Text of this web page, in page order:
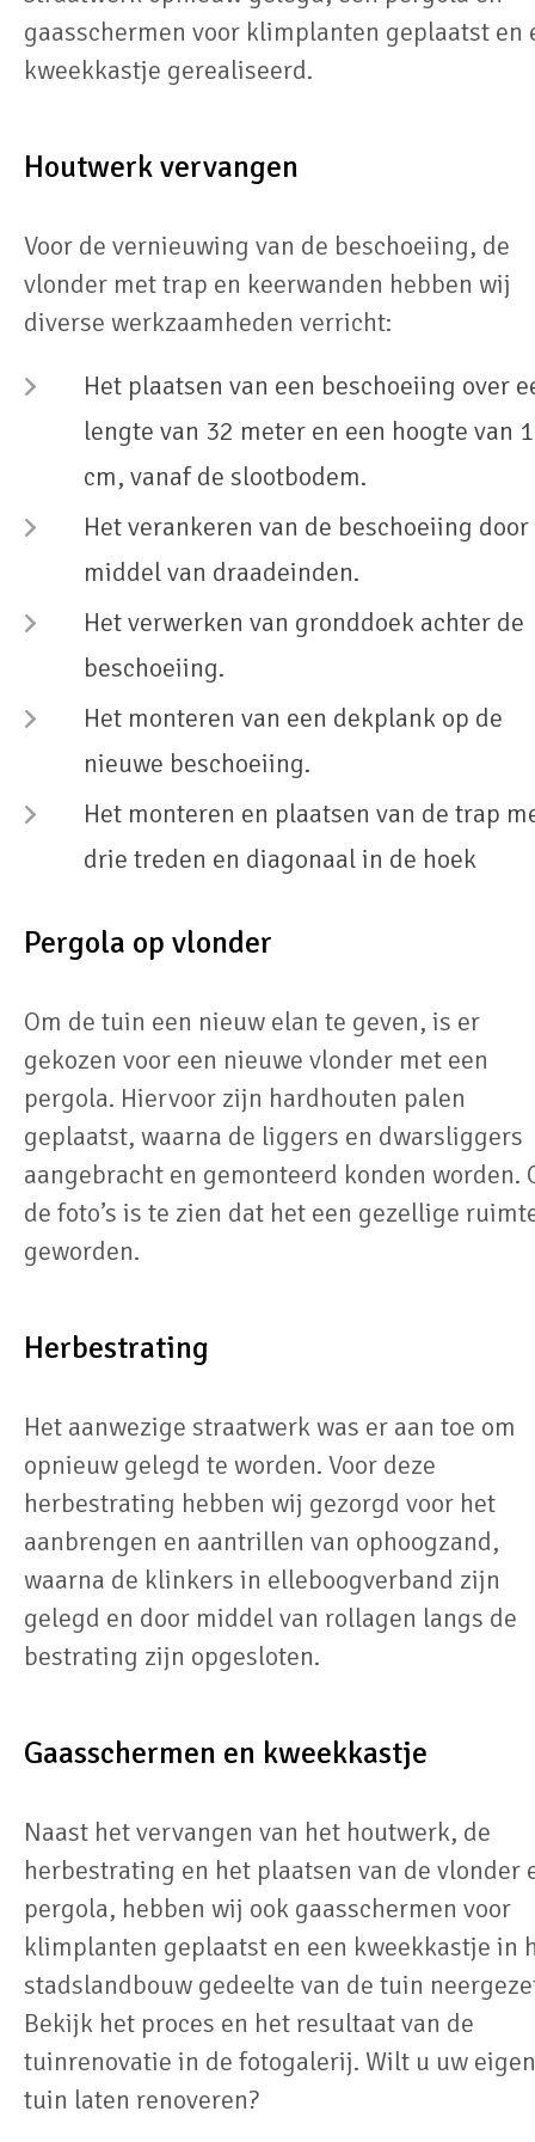
gaasschermen voor klimplanten geplaatst en
kweekkastje gerealiseerd.
Houtwerk vervangen
Voor de vernieuwing van de beschoeiing, de
vlonder met trap en keerwanden hebben wij
diverse werkzaamheden verricht:
Het plaatsen van een beschoeiing over
lengte van 32 meter en een hoogte van
cm, vanaf de slootbodem.
Het verankeren van de beschoeiing door
middel van draadeinden.
Het verwerken van gronddoek achter de
beschoeiing.
Het monteren van een dekplank op de
nieuwe beschoeiing.
Het monteren en plaatsen van de trap
drie treden en diagonaal in de hoek
Pergola op vlonder
Om de tuin een nieuw elan te geven, is er
gekozen voor een nieuwe vlonder met een
pergola. Hiervoor zijn hardhouten palen
geplaatst, waarna de liggers en dwarsliggers
aangebracht en gemonteerd konden worden.
de foto’s is te zien dat het een gezellige
geworden.
Herbestrating
Het aanwezige straatwerk was er aan toe om
opnieuw gelegd te worden. Voor deze
herbestrating hebben wij gezorgd voor het
aanbrengen en aantrillen van ophoogzand,
waarna de klinkers in elleboogverband zijn
gelegd en door middel van rollagen langs de
bestrating zijn opgesloten.
Gaasschermen en kweekkastje
Naast het vervangen van het houtwerk, de
herbestrating en het plaatsen van de vlonder
pergola, hebben wij ook gaasschermen voor
klimplanten geplaatst en een kweekkastje in
stadslandbouw gedeelte van de tuin
Bekijk het proces en het resultaat van de
tuinrenovatie in de fotogalerij. Wilt u uw eigen
tuin laten renoveren?